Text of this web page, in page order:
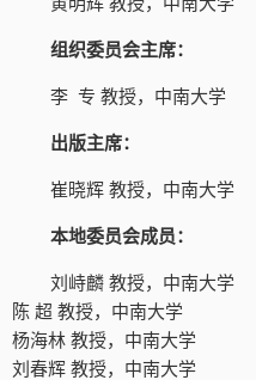
组织委员会主席：
李 专 教授，中南大学
出版主席：
崔晓辉 教授，中南大学
本地委员会成员：
刘峙麟 教授，中南大学
陈 超 教授，中南大学
杨海林 教授，中南大学
刘春辉 教授，中南大学